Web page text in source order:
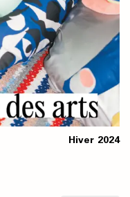
Hiver 2024